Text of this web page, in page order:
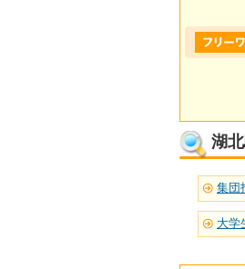
湖
集団
大学